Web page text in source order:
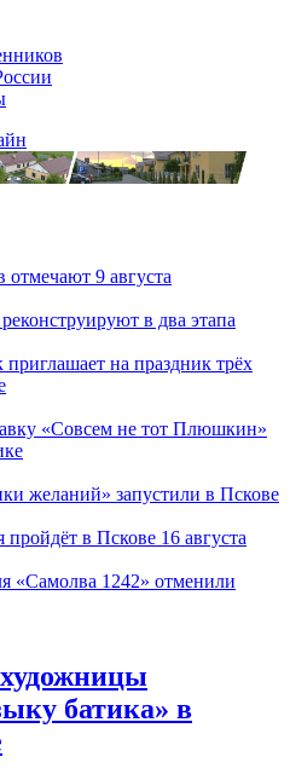
9 августа
в два этапа
на праздник трёх
«Совсем не тот Плюшкин»
желаний» запустили в Пскове
в Пскове 16 августа
«Самолва 1242» отменили
батика» в